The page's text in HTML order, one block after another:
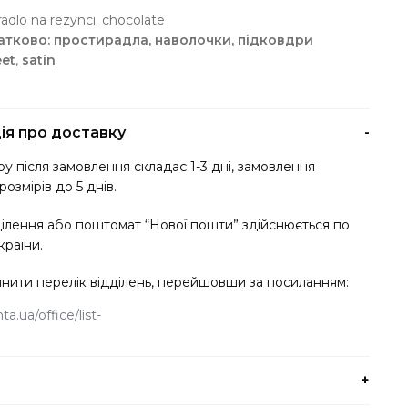
Chocolate
кількість
na rezynci_chocolate
простирадла, наволочки, підковдри
, satin
про доставку
після замовлення складає 1-3 дні, замовлення
до 5 днів.
або поштомат “Нової пошти” здійснюється по
перелік відділень, перейшовши за посиланням:
office/list